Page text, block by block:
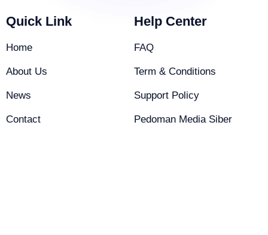
Quick Link
Home
About Us
News
Contact
Help Center
FAQ
Term & Conditions
Support Policy
Pedoman Media Siber